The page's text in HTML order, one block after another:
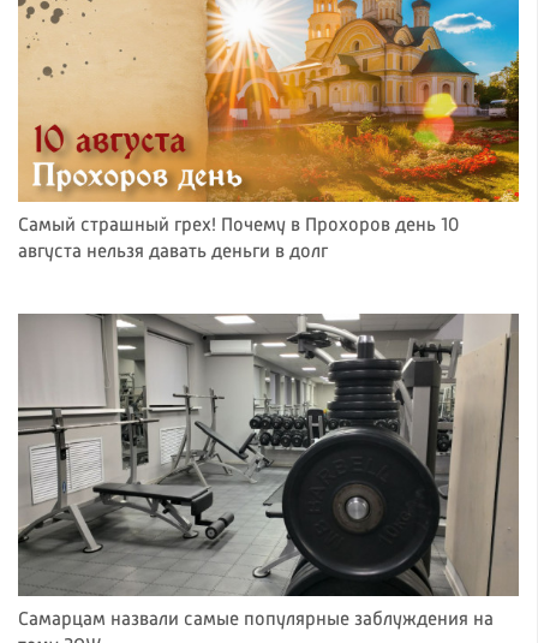
Самый страшный грех! Почему в Прохоров день 10
августа нельзя давать деньги в долг
Самарцам назвали самые популярные заблуждения на